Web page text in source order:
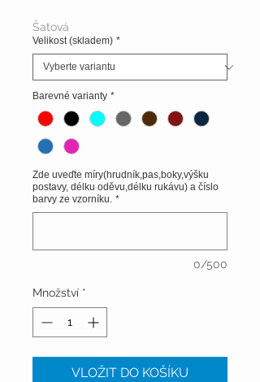
Šatová
Velikost (skladem) *
Barevné varianty *
Zde uveďte míry(hrudník,pas,boky,výšku
postavy, délku oděvu,délku rukávu) a číslo
barvy ze vzorníku. *
0/500
Množství *
VLOŽIT DO KOŠÍKU